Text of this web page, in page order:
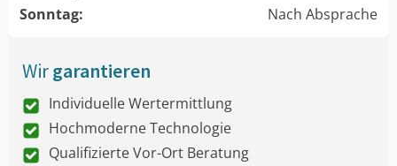
Sonntag:
Nach Absprache
Wirgarantieren
Individuelle Wertermittlung
Hochmoderne Technologie
Qualifizierte Vor-Ort Beratung